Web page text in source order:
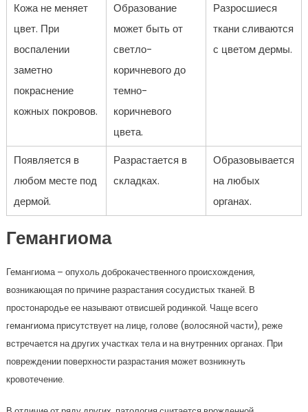
Кожа не меняет
цвет. При
воспалении
заметно
покраснение
кожных покровов.
Образование
может быть от
светло-
коричневого до
темно-
коричневого
цвета.
Разросшиеся
ткани сливаются
с цветом дермы.
Появляется в
любом месте под
дермой.
Разрастается в
складках.
Образовывается
на любых
органах.
Гемангиома
Гемангиома – опухоль доброкачественного происхождения,
возникающая по причине разрастания сосудистых тканей. В
простонародье ее называют отвисшей родинкой. Чаще всего
гемангиома присутствует на лице, голове (волосяной части), реже
встречается на других участках тела и на внутренних органах. При
повреждении поверхности разрастания может возникнуть
кровотечение.